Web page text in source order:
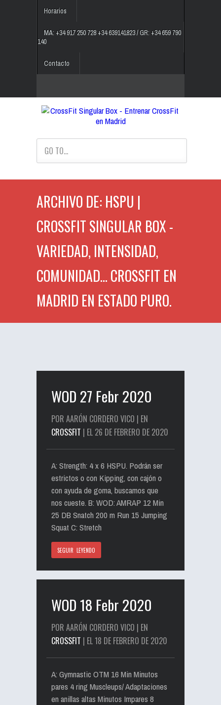
Horarios
MA: +34 917 250 728 +34 639141823 / GR: +34 659 790
140
Contacto
GO TO...
ARCHIVO DE: HSPU |
CROSSFIT SINGULAR BOX -
VARIEDAD, INTENSIDAD,
COMUNIDAD... CROSSFIT EN
MADRID EN ESTADO PURO.
WOD 27 Febr 2020
POR AARÓN CORDERO VICO | EN
CROSSFIT | EL 26 DE FEBRERO DE 2020
A: Strength: 4 x 6 HSPU. Podrán ser
estrictos o con Kipping, con cajón o
con ayuda de goma, buscamos que
nos cueste. B: WOD: AMRAP 12 Min
25 DB Snatch 200 m Run 15 Jumping
Squat C: Stretch
SEGUIR LEYENDO
WOD 18 Febr 2020
POR AARÓN CORDERO VICO | EN
CROSSFIT | EL 18 DE FEBRERO DE 2020
A: Gymnastic OTM 16 Min Minutos
pares 4 ring Muscleups/ Adaptaciones
en anillas altas Minutos Impares 8